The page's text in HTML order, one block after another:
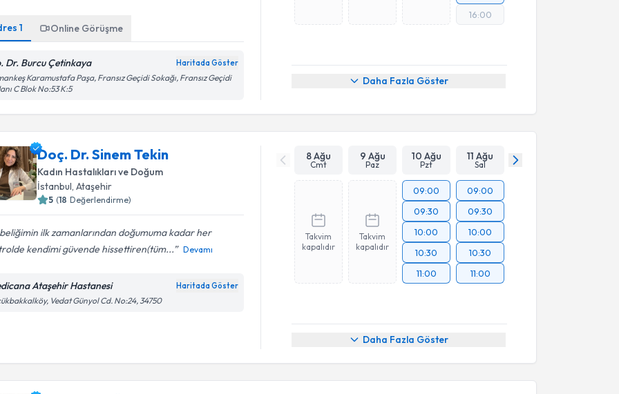
1 Online Görüşme
Dr. Burcu Çetinkaya Haritada Göster
Karamustafa Paşa, Fransız Geçidi Sokağı, Fransız Geçidi
C Blok No:53 K:5
16:00
Daha Fazla Göster
Doç. Dr. Sinem Tekin
Kadın Hastalıkları ve Doğum
İstanbul , Ataşehir
5 (18 Değerlendirme)
ilk zamanlarından doğumuma kadar her
kendimi güvende hissettiren(tüm...
Devamı
Ataşehir Hastanesi Haritada Göster
Vedat Günyol Cd. No:24, 34750
8 Ağu
Cmt
9 Ağu
Paz
10 Ağu
Pzt
11 Ağu
Sal
Takvim
kapalıdır
Takvim
kapalıdır
09:00
09:30
10:00
10:30
11:00
09:00
09:30
10:00
10:30
11:00
Daha Fazla Göster